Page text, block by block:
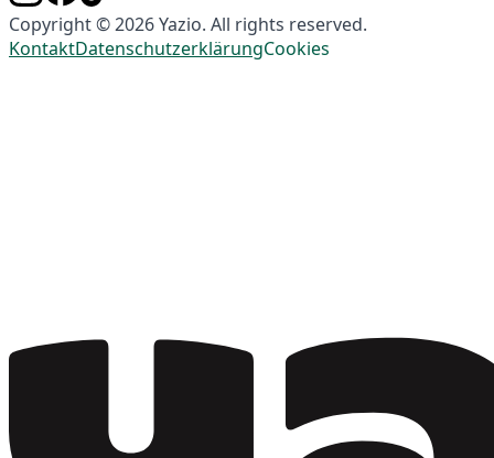
Copyright © 2026 Yazio. All rights reserved.
KontaktDatenschutzerklärungCookies